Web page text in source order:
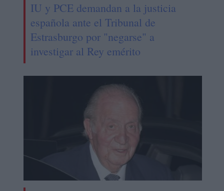
IU y PCE demandan a la justicia
española ante el Tribunal de
Estrasburgo por "negarse" a
investigar al Rey emérito